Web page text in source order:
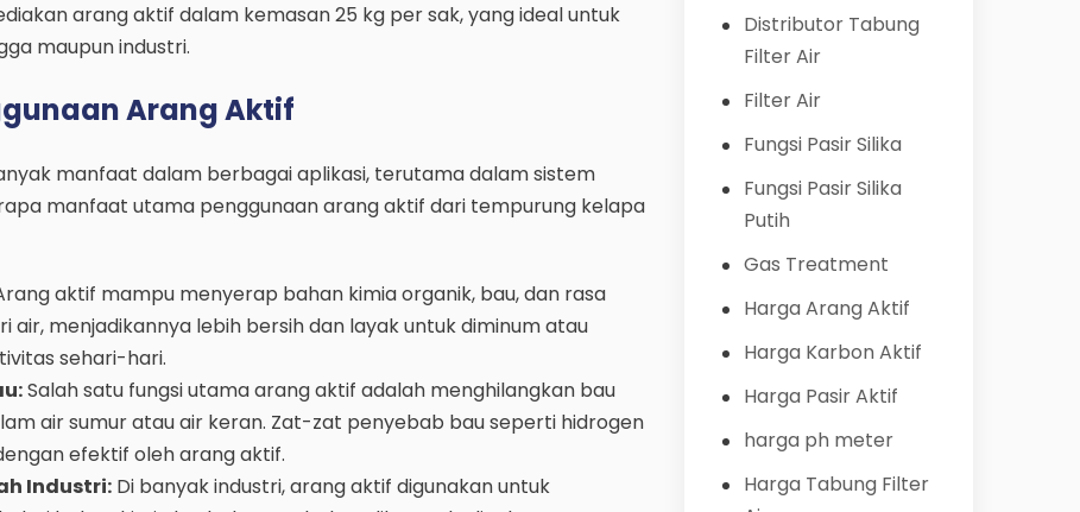
arang aktif dalam kemasan 25 kg per sak, yang ideal untuk
maupun industri.
Arang Aktif
manfaat dalam berbagai aplikasi, terutama dalam sistem
manfaat utama penggunaan arang aktif dari tempurung kelapa
aktif mampu menyerap bahan kimia organik, bau, dan rasa
air, menjadikannya lebih bersih dan layak untuk diminum atau
sehari-hari.
Salah satu fungsi utama arang aktif adalah menghilangkan bau
air sumur atau air keran. Zat-zat penyebab bau seperti hidrogen
efektif oleh arang aktif.
Industri: Di banyak industri, arang aktif digunakan untuk
Distributor Tabung
Filter Air
Filter Air
Fungsi Pasir Silika
Fungsi Pasir Silika
Putih
Gas Treatment
Harga Arang Aktif
Harga Karbon Aktif
Harga Pasir Aktif
harga ph meter
Harga Tabung Filter